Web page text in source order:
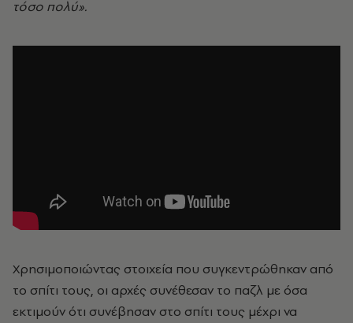
τόσο πολύ».
Χρησιμοποιώντας στοιχεία που συγκεντρώθηκαν από
το σπίτι τους, οι αρχές συνέθεσαν το παζλ με όσα
εκτιμούν ότι συνέβησαν στο σπίτι τους μέχρι να